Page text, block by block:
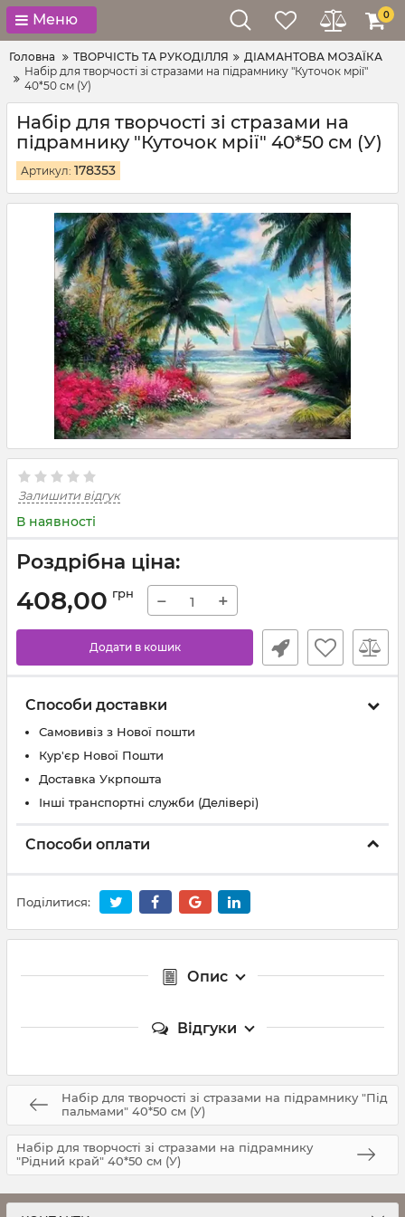
Меню 0
Головна ТВОРЧІСТЬ ТА РУКОДІЛЛЯ
ДІАМАНТОВА МОЗАЇКА
Набір для творчості зі стразами на підрамнику "Куточок мрії"
40*50 см (У)
Набір для творчості зі стразами на
підрамнику "Куточок мрії" 40*50 см (У)
Артикул: 178353
Залишити відгук
В наявності
Роздрібна ціна:
408,00 грн − +
Додати в кошик
Способи доставки
Самовивіз з Нової пошти
Кур'єр Нової Пошти
Доставка Укрпошта
Інші транспортні служби (Делівері)
Способи оплати
Поділитися:
Опис
Відгуки
Набір для творчості зі стразами на підрамнику "Під
пальмами" 40*50 см (У)
Набір для творчості зі стразами на підрамнику
"Рідний край" 40*50 см (У)